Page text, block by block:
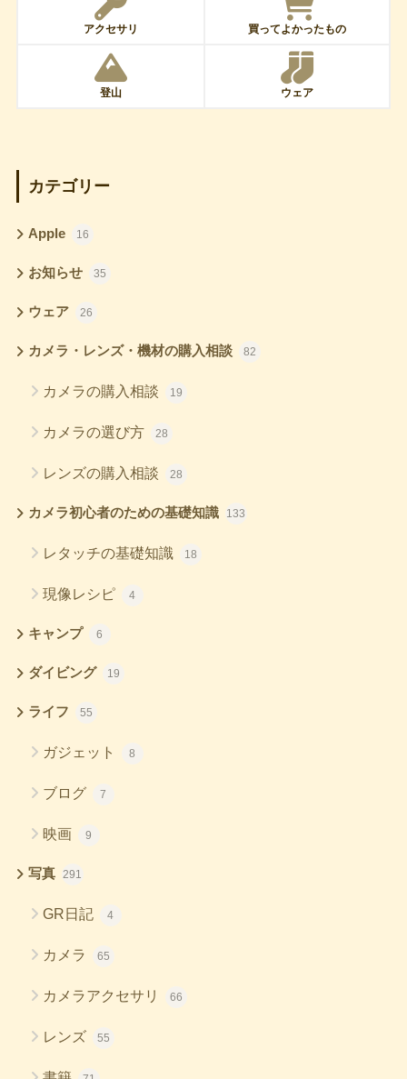
アクセサリ 買ってよかったもの
登山 ウェア
カテゴリー
Apple 16
お知らせ 35
ウェア 26
カメラ・レンズ・機材の購入相談 82
カメラの購入相談 19
カメラの選び方 28
レンズの購入相談 28
カメラ初心者のための基礎知識 133
レタッチの基礎知識 18
現像レシピ 4
キャンプ 6
ダイビング 19
ライフ 55
ガジェット 8
ブログ 7
映画 9
写真 291
GR日記 4
カメラ 65
カメラアクセサリ 66
レンズ 55